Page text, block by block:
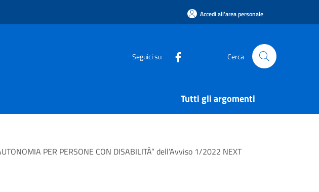
Accedi all'area personale
Seguici su Cerca
Tutti gli argomenti
PER PERSONE CON DISABILITÀ” dell’Avviso 1/2022 NEXT